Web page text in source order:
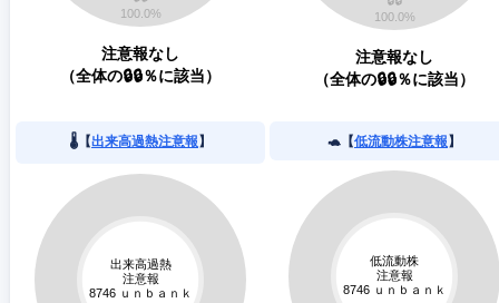
注意報なし
（全体の🔒🔒％に該当）
注意報なし
（全体の🔒🔒％に該当）
🌡️【出来高過熱注意報】 🐢【低流動株注意報】